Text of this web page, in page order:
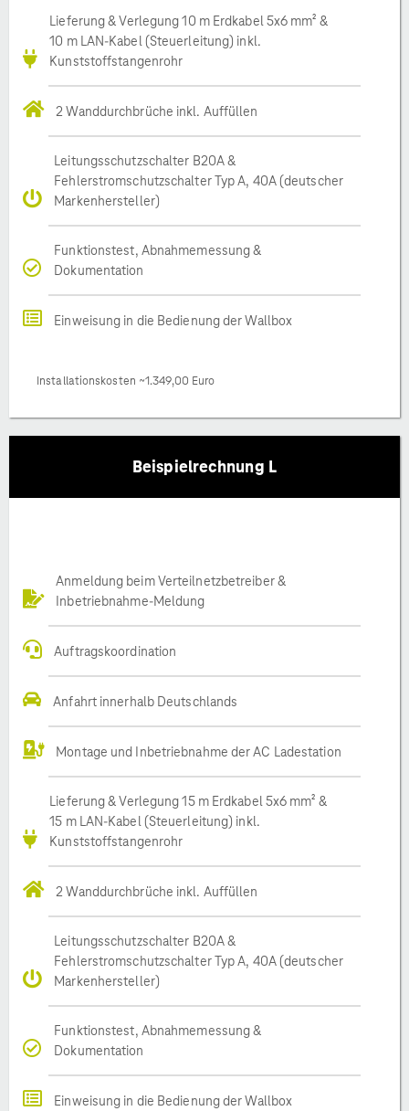
Lieferung & Verlegung 10 m Erdkabel 5x6 mm² &
10 m LAN-Kabel (Steuerleitung) inkl.
Kunststoffstangenrohr
2 Wanddurchbrüche inkl. Auffüllen
Leitungsschutzschalter B20A &
Fehlerstromschutzschalter Typ A, 40A (deutscher
Markenhersteller)
Funktionstest, Abnahmemessung &
Dokumentation
Einweisung in die Bedienung der Wallbox
Installationskosten ~1.349,00 Euro
Beispielrechnung L
Anmeldung beim Verteilnetzbetreiber &
Inbetriebnahme-Meldung
Auftragskoordination
Anfahrt innerhalb Deutschlands
Montage und Inbetriebnahme der AC Ladestation
Lieferung & Verlegung 15 m Erdkabel 5x6 mm² &
15 m LAN-Kabel (Steuerleitung) inkl.
Kunststoffstangenrohr
2 Wanddurchbrüche inkl. Auffüllen
Leitungsschutzschalter B20A &
Fehlerstromschutzschalter Typ A, 40A (deutscher
Markenhersteller)
Funktionstest, Abnahmemessung &
Dokumentation
Einweisung in die Bedienung der Wallbox